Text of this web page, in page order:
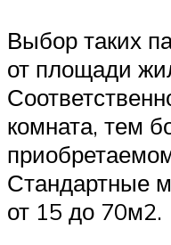
Выбор таких
от площади
комната, тем
Стандартные
от 15 до 70м2.